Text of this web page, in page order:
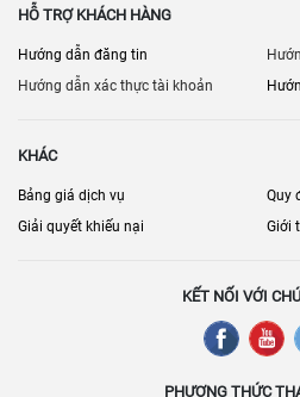
HỖ TRỢ KHÁCH HÀNG
Hướng dẫn đăng tin
Hướng dẫn xác thực tài khoản
KHÁC
Bảng giá dịch vụ
Quy
Giải quyết khiếu nại
Giới
KẾT NỐI VỚI
PHƯƠNG THỨC